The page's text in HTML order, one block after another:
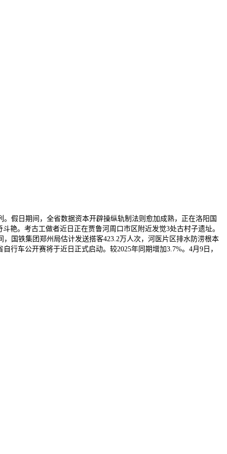
日期间，全省数据资本开辟操纵轨制法则愈加成熟，正在洛阳国
艳。考古工做者近日正在贾鲁河周口市区附近发觉3处古村子遗址。
国铁集团郑州局估计发送搭客423.2万人次，河医片区排水防涝根本
行车公开赛将于近日正式启动。较2025年同期增加3.7%。4月9日，